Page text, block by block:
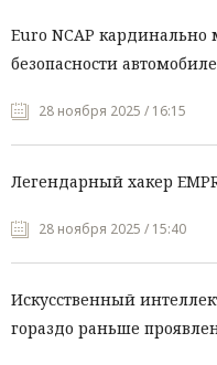
Euro NCAP кардинально
безопасности
28 ноября 2025 / 16:15
Легендарный хакер
28 ноября 2025 / 15:40
Искусственный
гораздо раньше